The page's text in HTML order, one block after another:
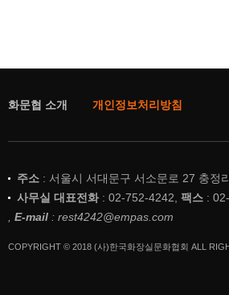
화문협 소개 개인정보처리방침
주소 : 서울시 서대문구 서소문로 27 충정
사무실 대표전화: 02-752-4242, 팩스 :
E-mail : rest4242@empas.com
COPYRIGHT © 2018 (사)한국화장실문화협회 ALL